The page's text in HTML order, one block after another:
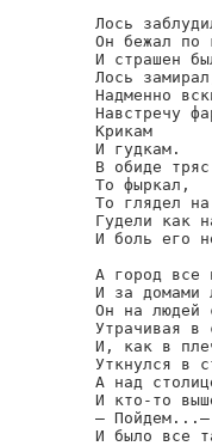
Лось
Он бежал по
И страшен
Лось
Надменно
Навстречу
Крикам
И гудкам.
В обиде
То фыркал,
То глядел
Гудели как
И боль его
А город все
И за домами
Он на людей
Утрачивая в
И, как в
Уткнулся в
А над
И кто-то
— Пойдем...—
И было все